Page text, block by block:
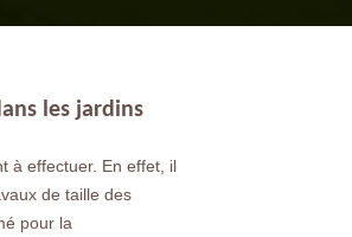
les jardins
à effectuer. En effet, il
de taille des
pour la